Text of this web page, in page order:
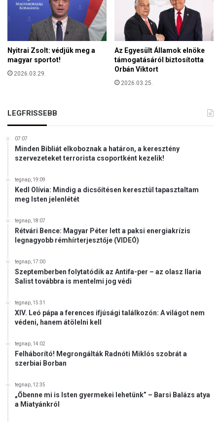
Nyitrai Zsolt: védjük meg a
magyar sportot!
2026.03.29.
Az Egyesült Államok elnöke
támogatásáról biztosította
Orbán Viktort
2026.03.25.
LEGFRISSEBB
07:07
Minden Bibliát elkoboznak a határon, a keresztény
szervezeteket terrorista csoportként kezelik!
tegnap, 19:09
Kedl Olívia: Mindig a dicsőítésen keresztül tapasztaltam
meg Isten jelenlétét
tegnap, 18:07
Rétvári Bence: Magyar Péter lett a paksi energiakrízis
legnagyobb rémhírterjesztője (VIDEÓ)
tegnap, 17:00
Szeptemberben folytatódik az Antifa-per – az olasz Ilaria
Salist továbbra is mentelmi jog védi
tegnap, 15:31
XIV. Leó pápa a ferences ifjúsági találkozón: A világot nem
védeni, hanem átölelni kell
tegnap, 14:02
Felháborító! Megrongálták Radnóti Miklós szobrát a
szerbiai Borban
tegnap, 12:35
„Őbenne mi is Isten gyermekei lehetünk” – Barsi Balázs atya
a Miatyánkról